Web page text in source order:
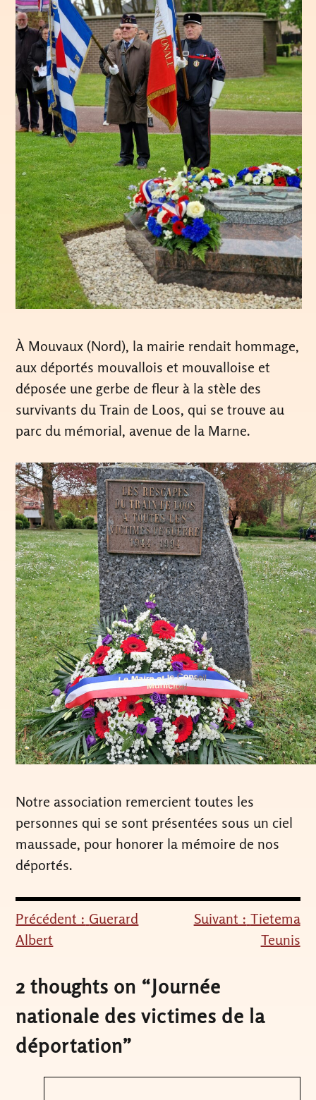
À Mouvaux (Nord), la mairie rendait hommage,
aux déportés mouvallois et mouvalloise et
déposée une gerbe de fleur à la stèle des
survivants du Train de Loos, qui se trouve au
parc du mémorial, avenue de la Marne.
Notre association remercient toutes les
personnes qui se sont présentées sous un ciel
maussade, pour honorer la mémoire de nos
déportés.
Navigation
de
l’article
Précédent : Guerard
Albert
Suivant : Tietema
Teunis
2 thoughts on “Journée
nationale des victimes de la
déportation”